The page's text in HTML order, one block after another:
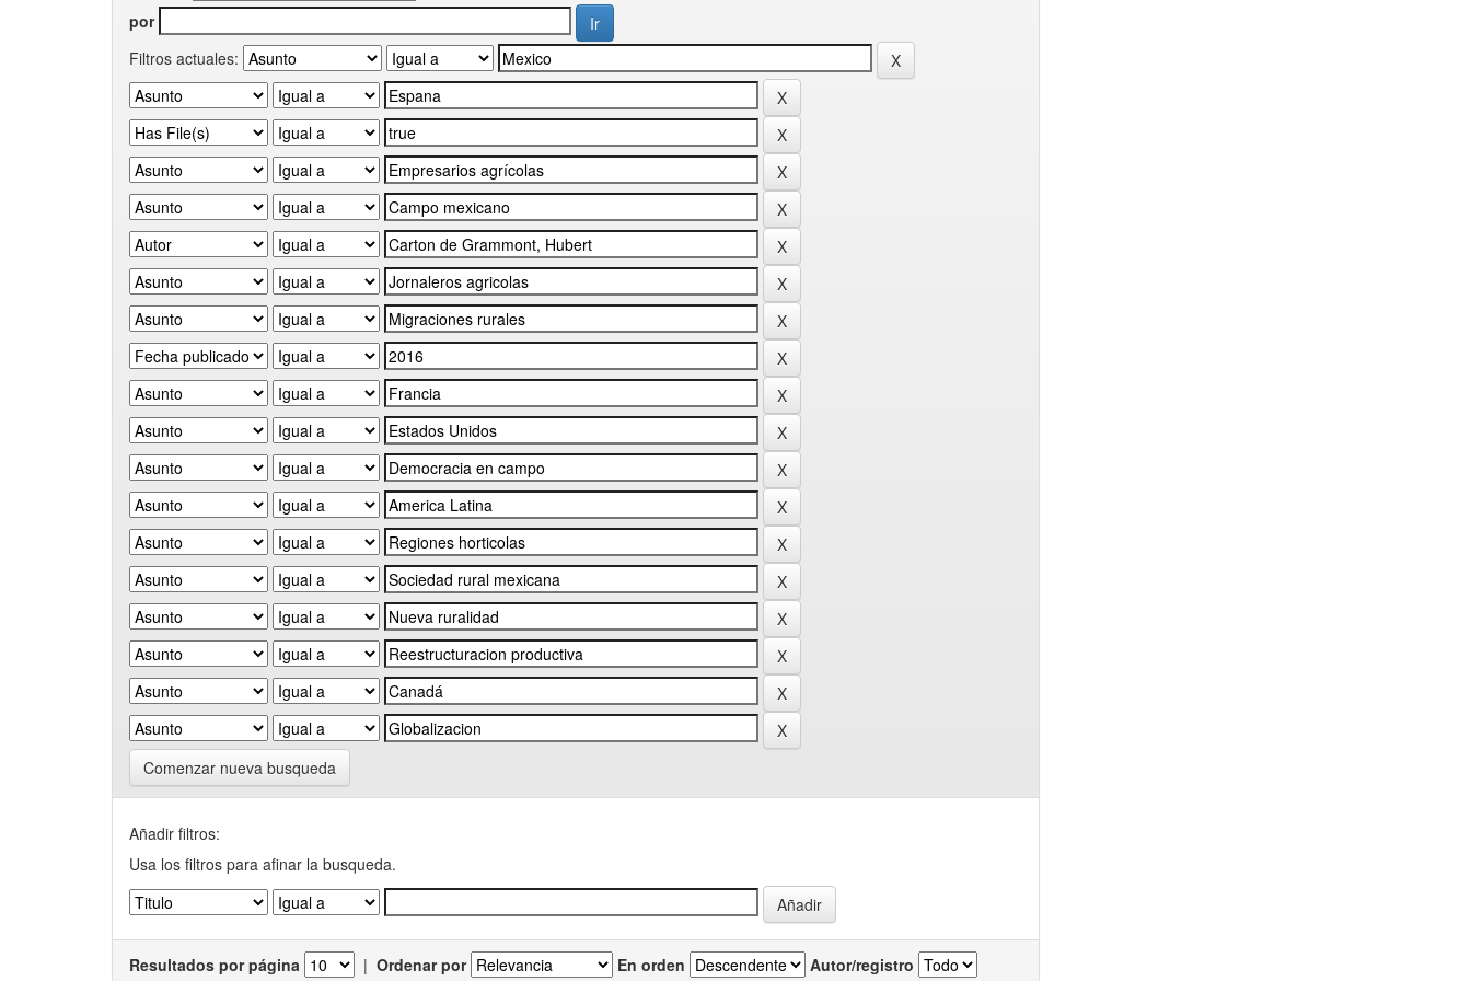
por
Filtros actuales:
Comenzar nueva busqueda
Añadir filtros:
Usa los filtros para afinar la busqueda.
Resultados por página | Ordenar por En orden Autor/registro